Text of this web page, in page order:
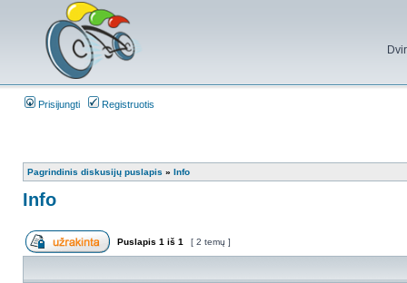
Prisijungti Registruotis
Pagrindinis diskusijų puslapis » Info
Info
Puslapis 1 iš 1 [ 2 temų ]